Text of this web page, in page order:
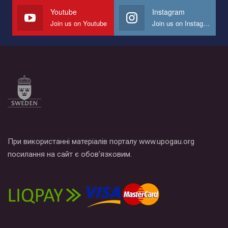
Youtube
Join us on Youtube
Instagram
Join us on Instagram
При використанні матеріалів порталу www.upogau.org
посилання на сайт є обов’язковим.